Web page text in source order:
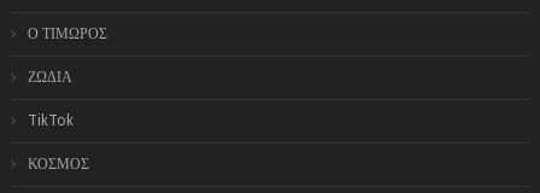
Ο ΤΙΜΩΡΟΣ
ΖΩΔΙΑ
TikTok
ΚΟΣΜΟΣ